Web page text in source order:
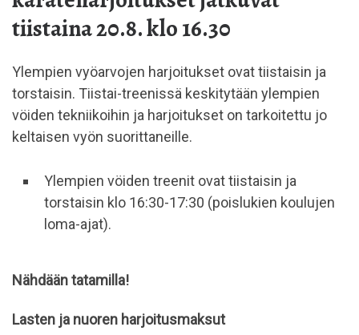
tiistaina 20.8. klo 16.30
Ylempien vyöarvojen harjoitukset ovat tiistaisin ja
torstaisin. Tiistai-treenissä keskitytään ylempien
vöiden tekniikoihin ja harjoitukset on tarkoitettu jo
keltaisen vyön suorittaneille.
Ylempien vöiden treenit ovat tiistaisin ja
torstaisin klo 16:30-17:30 (poislukien koulujen
loma-ajat).
Nähdään tatamilla!
Lasten ja nuoren harjoitusmaksut